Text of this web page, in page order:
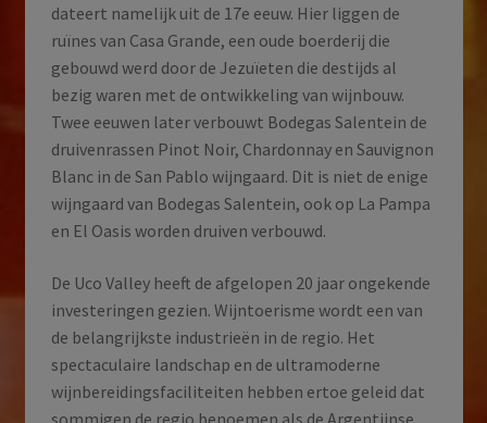
dateert namelijk uit de 17e eeuw. Hier liggen de
ruïnes van Casa Grande, een oude boerderij die
gebouwd werd door de Jezuïeten die destijds al
bezig waren met de ontwikkeling van wijnbouw.
Twee eeuwen later verbouwt Bodegas Salentein de
druivenrassen Pinot Noir, Chardonnay en Sauvignon
Blanc in de San Pablo wijngaard. Dit is niet de enige
wijngaard van Bodegas Salentein, ook op La Pampa
en El Oasis worden druiven verbouwd.
De Uco Valley heeft de afgelopen 20 jaar ongekende
investeringen gezien. Wijntoerisme wordt een van
de belangrijkste industrieën in de regio. Het
spectaculaire landschap en de ultramoderne
wijnbereidingsfaciliteiten hebben ertoe geleid dat
sommigen de regio benoemen als de Argentijnse